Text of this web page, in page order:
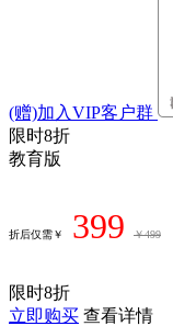
(赠)加入VIP客户群
限时8折
教育版
折后仅需￥ 399 ￥499
限时8折
立即购买 查看详情